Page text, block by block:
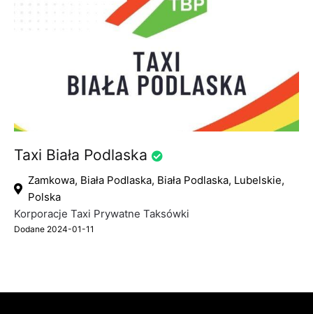
Taxi Biała Podlaska
Zamkowa, Biała Podlaska, Biała Podlaska, Lubelskie,
Polska
Korporacje Taxi Prywatne Taksówki
Dodane 2024-01-11